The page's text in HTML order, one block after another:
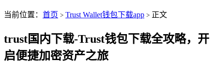
当前位置： 首页 > Trust Wallet钱包下载app > 正文
trust国内下载-Trust钱包下载全攻略，开
启便捷加密资产之旅